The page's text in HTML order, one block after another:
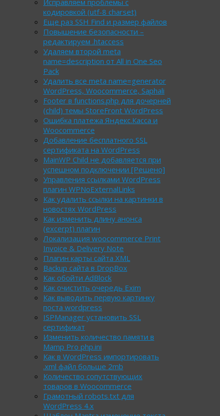
кодировкой (utf-8 charset)
Еще раз SSH Find и размер файлов
Повышение безопасности –
редактируем .htaccess
Удаляем второй meta
name=description от All in One Seo
Pack
Удалить все meta name=generator
WordPress, Woocommerce, Saphali
Footer в functions.php для дочерней
(child) темы StoreFront WordPress
Ошибка платежа Яндекс.Касса и
Woocommerce
Добавление бесплатного SSL
сертификата на WordPress
MainWP Child не добавляется при
успешном подключении [Решено]
Управления ссылками WordPress
плагин WPNoExternalLinks
Как удалить ссылки на картинки в
новостях WordPress
Как изменить длину анонса
(excerpt) плагин
Локализация woocommerce Print
Invoice & Delivery Note
Плагин карты сайта XML
Backup сайта в DropBox
Как обойти AdBlock
Как очистить очередь Exim
Как выводить первую картинку
поста wordpress
ISPManager установить SSL
сертификат
Изменить количество памяти в
Mamp Pro php.ini
Как в WordPress импортировать
.xml файл больше 2mb
Количество сопутствующих
товаров в Woocommerce
Грамотный robots.txt для
WordPress 4.х